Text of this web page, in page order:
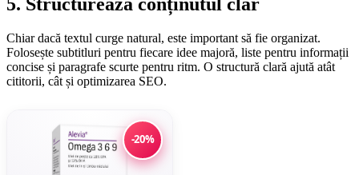
Chiar dacă textul curge natural, este important să fie organizat.
Folosește subtitluri pentru fiecare idee majoră, liste pentru informații
concise și paragrafe scurte pentru ritm. O structură clară ajută atât
cititorii, cât și optimizarea SEO.
-20%